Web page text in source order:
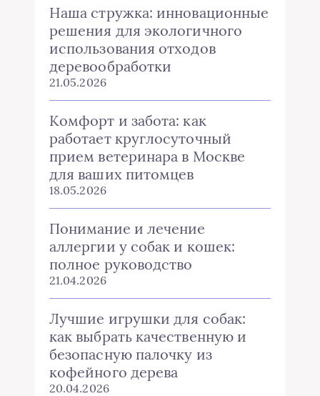
Наша стружка: инновационные
решения для экологичного
использования отходов
деревообработки
21.05.2026
Комфорт и забота: как
работает круглосуточный
прием ветеринара в Москве
для ваших питомцев
18.05.2026
Понимание и лечение
аллергии у собак и кошек:
полное руководство
21.04.2026
Лучшие игрушки для собак:
как выбрать качественную и
безопасную палочку из
кофейного дерева
20.04.2026